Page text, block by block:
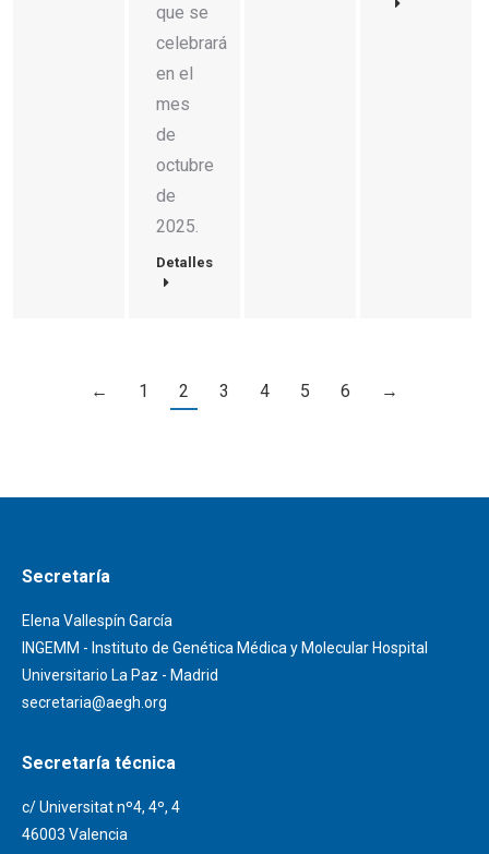
que se
celebrará
en el
mes
de
octubre
de
2025.
Detalles
← 1 2 3 4 5 6 →
Secretaría
Elena Vallespín García
INGEMM - Instituto de Genética Médica y Molecular Hospital
Universitario La Paz - Madrid
secretaria@aegh.org
Secretaría técnica
c/ Universitat nº4, 4º, 4
46003 Valencia